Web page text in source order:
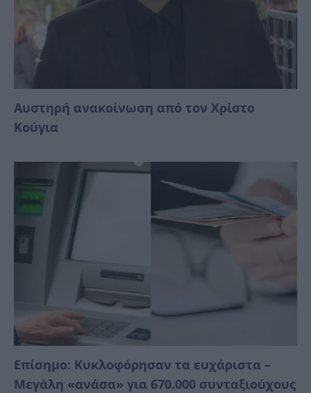
Αυστηρή ανακοίνωση από τον Χρίστο
Κούγια
Επίσημο: Κυκλοφόρησαν τα ευχάριστα –
Μεγάλη «ανάσα» για 670.000 συνταξιούχους